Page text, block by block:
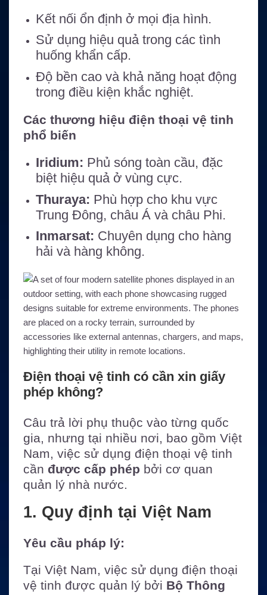
Kết nối ổn định ở mọi địa hình.
Sử dụng hiệu quả trong các tình
huống khẩn cấp.
Độ bền cao và khả năng hoạt động
trong điều kiện khắc nghiệt.
Các thương hiệu điện thoại vệ tinh
phổ biến
Iridium: Phủ sóng toàn cầu, đặc
biệt hiệu quả ở vùng cực.
Thuraya: Phù hợp cho khu vực
Trung Đông, châu Á và châu Phi.
Inmarsat: Chuyên dụng cho hàng
hải và hàng không.
Điện thoại vệ tinh có cần xin giấy
phép không?
Câu trả lời phụ thuộc vào từng quốc
gia, nhưng tại nhiều nơi, bao gồm Việt
Nam, việc sử dụng điện thoại vệ tinh
cần được cấp phép bởi cơ quan
quản lý nhà nước.
1. Quy định tại Việt Nam
Yêu cầu pháp lý:
Tại Việt Nam, việc sử dụng điện thoại
vệ tinh được quản lý bởi Bộ Thông